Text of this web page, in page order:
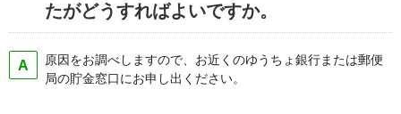
たがどうすればよいですか。
原因をお調べしますので、お近くのゆうちょ銀行または郵便
局の貯金窓口にお申し出ください。